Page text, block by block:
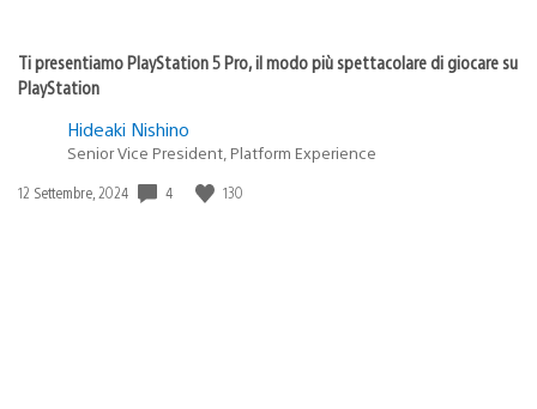
Ti presentiamo PlayStation 5 Pro, il modo più spettacolare di giocare su
PlayStation
Hideaki Nishino
Senior Vice President, Platform Experience
Data
12 Settembre, 2024 4 130